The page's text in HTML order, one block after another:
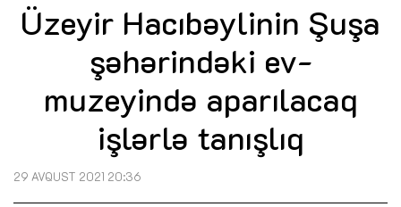
Üzeyir Hacıbəylinin Şuşa
şəhərindəki ev-
muzeyində aparılacaq
işlərlə tanışlıq
29 AVQUST 2021 20:36